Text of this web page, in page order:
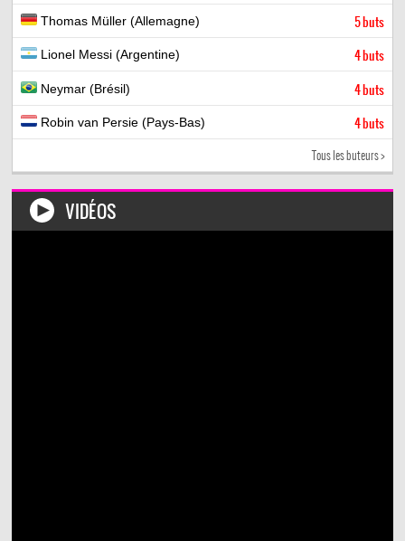
Thomas Müller (Allemagne) 5 buts
Lionel Messi (Argentine) 4 buts
Neymar (Brésil) 4 buts
Robin van Persie (Pays-Bas) 4 buts
Tous les buteurs >
VIDÉOS